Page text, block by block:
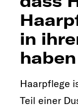
in
Haarpflege
Teil einer